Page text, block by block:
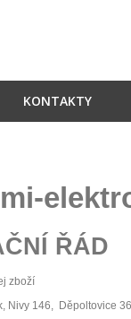
KONTAKTY
ŘÁD
zboží
Nivy 146, Děpoltovice